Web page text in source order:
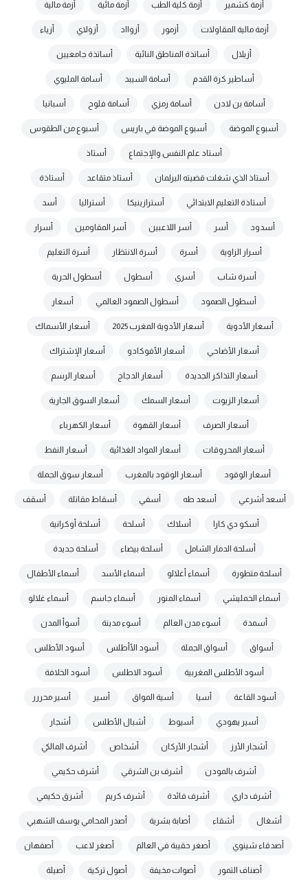
أزمة كشمير أزمة كلية الطب أزمة مائية أزمة مالية
أزمة مالية المقاولات أزمور أزوااد أزولاي أزياء
أزيلال أساتذة المناطق النائية أساتذة جامعيين
أساطير كرة القدم أسامة السيبد أسامة المليوي
أسامة بن لادن أسامة رمزي أسامة فلوح أسبانيا
أسبوع الموضة أسبوع الموضة في باريس أسبوع من الطقوس
أستاد علم النفس والإجتماع أستاذ
أستاذ الذي شغلت قضيته البرلمان أستاذ متقاعد أستاذة
أستاذة التعليم الابتدائي أسترازينيكا أستراليا أسد
أسدود أسر أسر اللاعبين أسر المقاومين أسرار
أسرار الزاوية أسرة أسرة الانتظار أسرة التعليم
أسرة شاب أسرى أسطول أسطول الحرية
أسطول الصمود أسطول الصمود العالمي أسعار
أسعار الأدوية أسعار الأدوية المغرب 2025 أسعار الأسماك
أسعار الأضاحي أسعار الأفوكادو أسعار الإشتراك
أسعار التذاكر الجديدة أسعار الدجاج أسعار الرسم
أسعار الزيوت أسعار السمك أسعار السوق الجارية
أسعار الصرف أسعار القهوة أسعار الكهرباء
أسعار المحروقات أسعار المواد الغذائية أسعار النفط
أسعار الوقود أسعار الوقود بالمغرب أسعار سوق الجملة
أسعد أشرعي أسعد طه أسفي أسقاط مقاتلة أسقف
أسكو دي كارا أسلاك أسلحة أسلحة أوكرانية
أسلحة الدمار الشامل أسلحة بيضاء أسلحة جديدة
أسلحة متطورة أسماء أغلالو أسماء الأسد أسماء الأطفال
أسماء الخمليشي أسماء المنور أسماء جاسم أسماء غلالو
أسمدة أسوء مدن العالم أسوء مدينة أسوأ المدن
أسواق أسواق الجملة أسود الأأطلس أسود الأطلس
أسود الأطلس المغربية أسود الاطلس أسود الخلافة
أسود القاعة أسيا أسية المواق أسير أسير محررر
أسير يهودي أسيوط أشبال الأطلس أشجار
أشجار الأرز أشجار الأركان أشخاص أشرف المالكي
أشرف بالمودن أشرف بن الشرقي أشرف حكيمي
أشرف داري أشرف فائدة أشرف كريم أشرق حكيمي
أشغال أشقاء أصابة بشرية أصدر المحامي يوسف الشهبي
أصدقاء شينوي أصغر حقيبة في العالم أصغر لاعب أصفهان
أصناف التمور أصوات مخيفة أصول تركية أصيلة